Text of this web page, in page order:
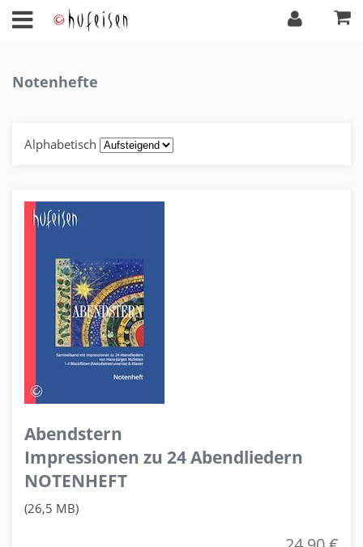
Notenhefte
Alphabetisch
Abendstern
Impressionen zu 24 Abendliedern
NOTENHEFT
(26,5 MB)